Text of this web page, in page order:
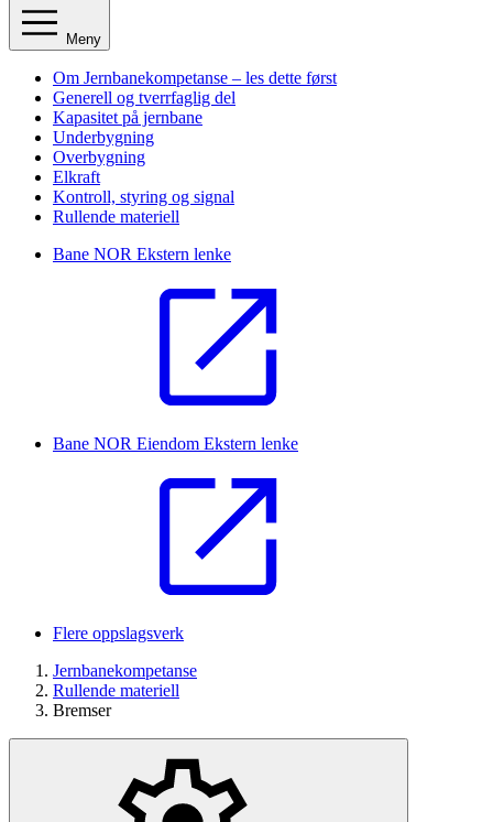
Meny
Om Jernbanekompetanse – les dette først
Generell og tverrfaglig del
Kapasitet på jernbane
Underbygning
Overbygning
Elkraft
Kontroll, styring og signal
Rullende materiell
Bane NOR Ekstern lenke
Bane NOR Eiendom Ekstern lenke
Flere oppslagsverk
Jernbanekompetanse
Rullende materiell
Bremser